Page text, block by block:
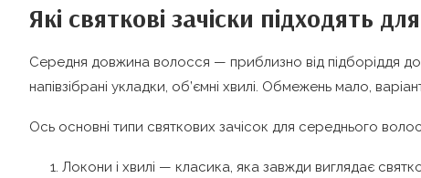
Які святкові зачіски підходять
Середня довжина волосся — приблизно від підборіддя
напівзібрані укладки, об’ємні хвилі. Обмежень мало,
Ось основні типи святкових зачісок для середнього
Локони і хвилі — класика, яка завжди виглядає